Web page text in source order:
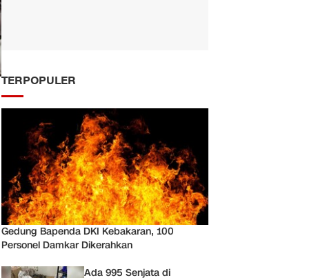
TERPOPULER
Gedung Bapenda DKI Kebakaran, 100
Personel Damkar Dikerahkan
Ada 995 Senjata di